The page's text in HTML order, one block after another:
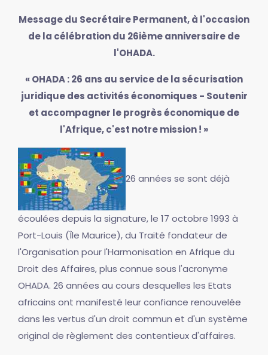
Message du Secrétaire Permanent, à l'occasion
de la célébration du 26ième anniversaire de
l'OHADA.
« OHADA : 26 ans au service de la sécurisation
juridique des activités économiques - Soutenir
et accompagner le progrès économique de
l'Afrique, c'est notre mission ! »
26 années se sont déjà
écoulées depuis la signature, le 17 octobre 1993 à
Port-Louis (Île Maurice), du Traité fondateur de
l'Organisation pour l'Harmonisation en Afrique du
Droit des Affaires, plus connue sous l'acronyme
OHADA. 26 années au cours desquelles les Etats
africains ont manifesté leur confiance renouvelée
dans les vertus d'un droit commun et d'un système
original de règlement des contentieux d'affaires.